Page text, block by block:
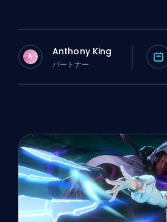
A Anthony King
パートナー